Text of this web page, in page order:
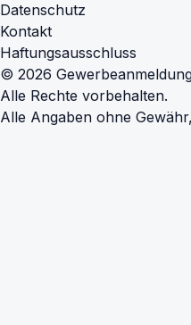
Datenschutz
Kontakt
Haftungsausschluss
© 2026
Alle Rechte vorbehalten.
Alle Angaben ohne